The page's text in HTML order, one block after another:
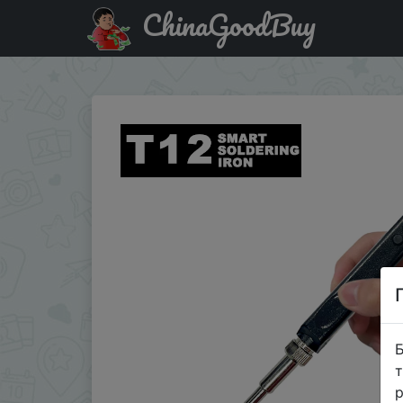
Код на знижку MINIWARE1 T12 Smart Soldering Iron
ChinaGoodBuy